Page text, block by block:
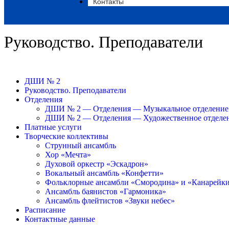
Руководство. Преподаватели
ДШИ № 2
Руководство. Преподаватели
Отделения
ДШИ № 2 — Отделения — Музыкальное отделение
ДШИ № 2 — Отделения — Художественное
Платные услуги
Творческие коллективы
Струнный ансамбль
Хор «Мечта»
Духовой оркестр «Эскадрон»
Вокальный ансамбль «Конфетти»
Фольклорные ансамбли «Смородина» и
Ансамбль баянистов «Гармоника»
Ансамбль флейтистов «Звуки небес»
Расписание
Контактные данные